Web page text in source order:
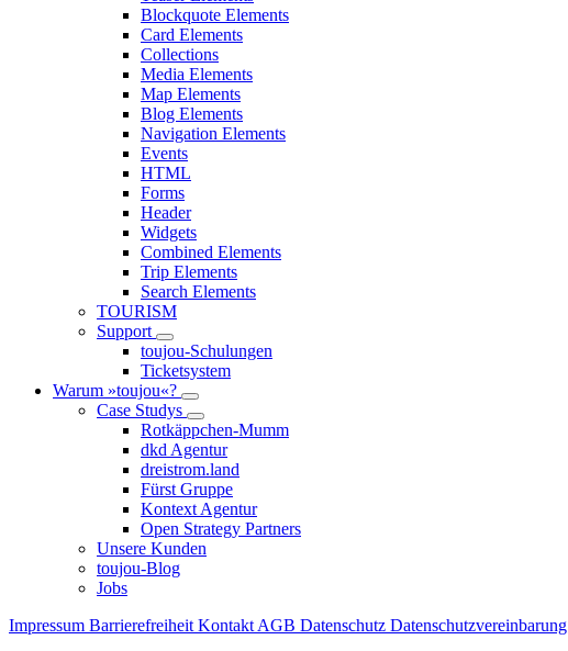
Blockquote Elements
Card Elements
Collections
Media Elements
Map Elements
Blog Elements
Navigation Elements
Events
HTML
Forms
Header
Widgets
Combined Elements
Trip Elements
Search Elements
TOURISM
Support
toujou-Schulungen
Ticketsystem
Warum »toujou«?
Case Studys
Rotkäppchen-Mumm
dkd Agentur
dreistrom.land
Fürst Gruppe
Kontext Agentur
Open Strategy Partners
Unsere Kunden
toujou-Blog
Jobs
Impressum Barrierefreiheit Kontakt AGB Datenschutz Datenschutzvereinbarung